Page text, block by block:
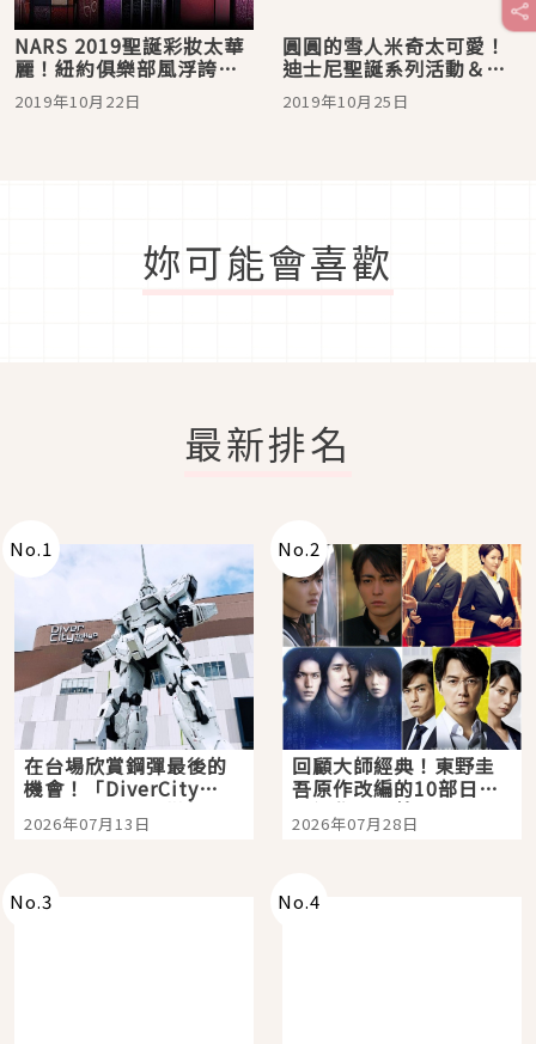
NARS 2019聖誕彩妝太華
麗！紐約俱樂部風浮誇絢
麗包裝超欠收
2019年10月22日
圓圓的雪人米奇太可愛！
迪士尼聖誕系列活動＆周
邊商品
2019年10月25日
妳可能會喜歡
最新排名
No.1
在台場欣賞鋼彈最後的
機會！「DiverCity
Tokyo Plaza」搭船、
購物、美食及夜景，一
2026年07月13日
No.2
回顧大師經典！東野圭
吾原作改編的10部日本
影視作品推薦
2026年07月28日
No.3 No.4